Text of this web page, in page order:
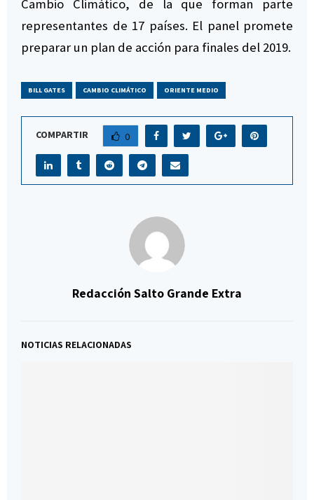
Cambio Climático, de la que forman parte
representantes de 17 países. El panel promete
preparar un plan de acción para finales del 2019.
BILL GATES CAMBIO CLIMÁTICO ORIENTE MEDIO
COMPARTIR 0
Redacción Salto Grande Extra
NOTICIAS RELACIONADAS